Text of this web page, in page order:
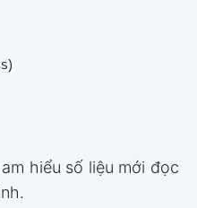
hiểu số liệu mới đọc